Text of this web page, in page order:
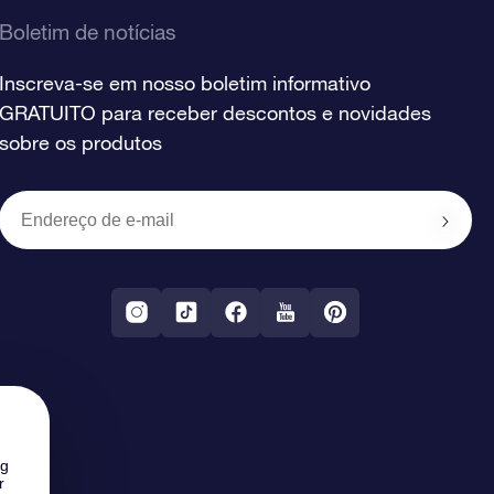
Boletim de notícias
Inscreva-se em nosso boletim informativo
GRATUITO para receber descontos e novidades
sobre os produtos